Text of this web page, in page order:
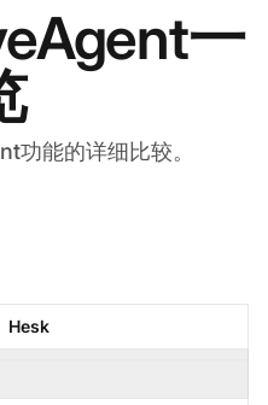
一
功能的详细比较。
Hesk